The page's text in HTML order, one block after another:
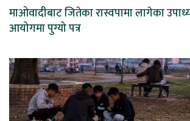
माओवादीबाट जितेका रास्वपामा लागेका
आयोगमा पुग्यो पत्र